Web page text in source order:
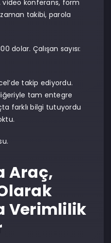
video konferans, form
takibi, parola
dolar. Çalışan sayısı:
takip ediyordu.
tam entegre
farklı bilgi tutuyordu
Araç,
Verimlilik